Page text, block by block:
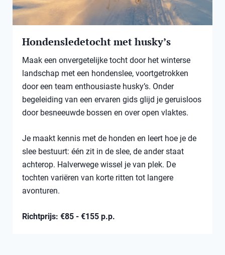
Hondensledetocht met husky’s
Maak een onvergetelijke tocht door het winterse
landschap met een hondenslee, voortgetrokken
door een team enthousiaste husky’s. Onder
begeleiding van een ervaren gids glijd je geruisloos
door besneeuwde bossen en over open vlaktes.
Je maakt kennis met de honden en leert hoe je de
slee bestuurt: één zit in de slee, de ander staat
achterop. Halverwege wissel je van plek. De
tochten variëren van korte ritten tot langere
avonturen.
Richtprijs: €85 - €155 p.p.